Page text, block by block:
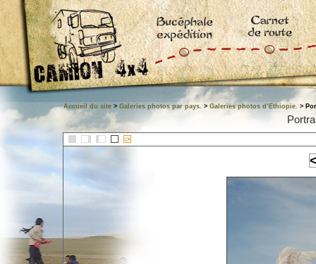
Accueil du site > Galeries photos par pays. > Galeries photos d’Ethiopie. >
::>